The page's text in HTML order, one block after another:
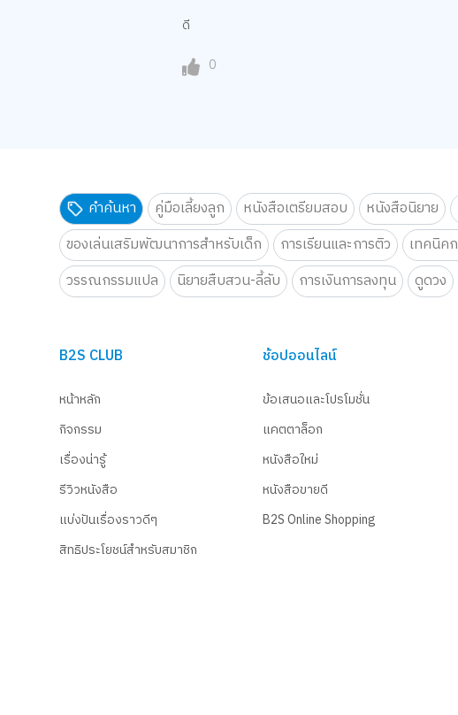
ดี
0
คำค้นหา คู่มือเลี้ยงลูก หนังสือเตรียมสอบ หนังสือนิยาย
ของเล่นเสริมพัฒนาการสำหรับเด็ก
การเรียนและการติว เทคนิค
วรรณกรรมแปล
นิยายสืบสวน-ลี้ลับ การเงินการลงทุน ดูดวง
B2S CLUB
หน้าหลัก
กิจกรรม
เรื่องน่ารู้
รีวิวหนังสือ
แบ่งปันเรื่องราวดีๆ
สิทธิประโยชน์สำหรับสมาชิก
ช้อปออนไลน์
ข้อเสนอและโปรโมชั่น
แคตตาล็อก
หนังสือใหม่
หนังสือขายดี
B2S Online Shopping